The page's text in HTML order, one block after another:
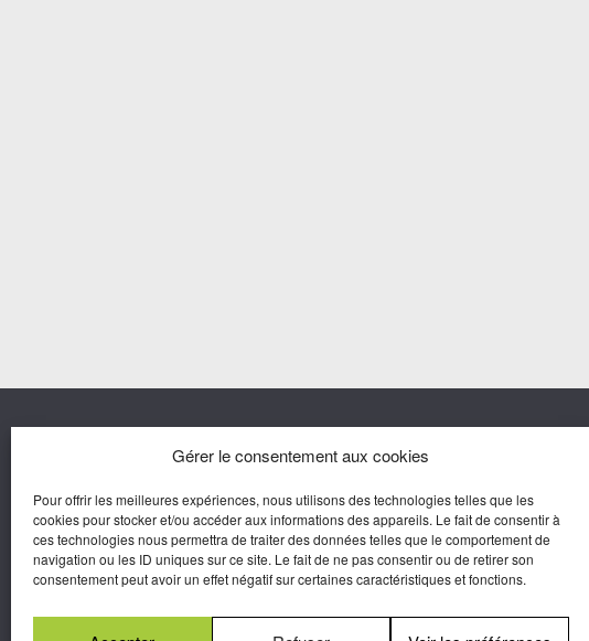
Gérer le consentement aux cookies
Pour offrir les meilleures expériences, nous utilisons des technologies telles que les
cookies pour stocker et/ou accéder aux informations des appareils. Le fait de consentir à
ces technologies nous permettra de traiter des données telles que le comportement de
navigation ou les ID uniques sur ce site. Le fait de ne pas consentir ou de retirer son
consentement peut avoir un effet négatif sur certaines caractéristiques et fonctions.
Une marque d’Agora Médias,
Éditeur de presse.
Agora Médias
Yves Guittat